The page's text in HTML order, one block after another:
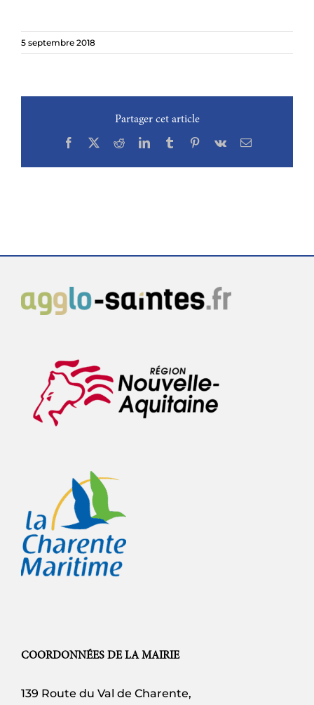
5 septembre 2018
Partager cet article
Facebook
X RedditLinkedInTumblrPinterest
Vk Email
COORDONNÉES DE LA MAIRIE
139 Route du Val de Charente,